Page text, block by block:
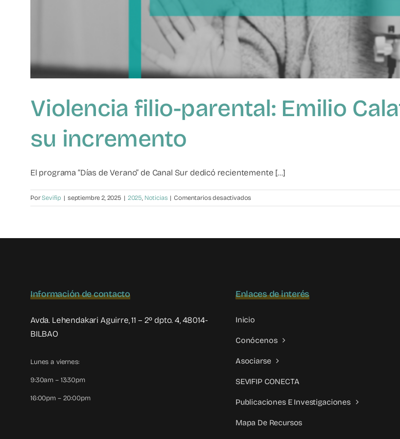
Violencia filio-parental: Emilio
su incremento
El programa “Días de Verano” de Canal Sur dedicó recientemente [...]
PorSevifip | septiembre 2, 2025 | 2025, Noticias | Comentarios desactivadosen
Violencia
Emilio
incremento
Información de contacto
Avda. Lehendakari Aguirre, 11 – 2º dpto. 4, 48014-
BILBAO
Lunes a viernes:
9:30am – 13:30pm
16:00pm – 20:00pm
Enlaces de interés
Inicio
Conócenos
Asociarse
SEVIFIP CONECTA
Publicaciones E Investigaciones
Mapa De Recursos